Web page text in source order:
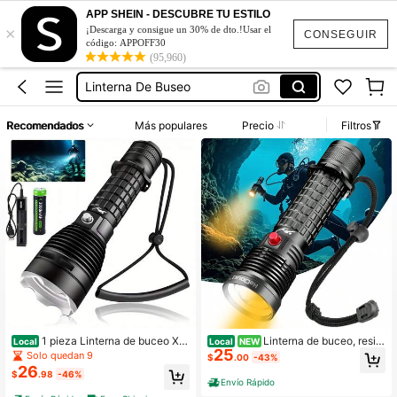
CONSEGUIR
×
APP SHEIN - DESCUBRE TU ESTILO
¡Descarga y consigue un 30% de dto.!Usar el
código: APPOFF30
(95,960)
Linterna Acuaticas
Linterna De Buceo
Linterna De Buseo
Linterna Acuatica
Linterna Acuaticas
Linterna De Buceo
Recomendados Más populares Precio Filtros
Local 1 pieza Linterna de buceo XH
P70.2 de alta luminosidad - Luz de
buceo impermeable IPX8 de 3 mod
os con batería 18650 y cargador US
Solo quedan 9
$26.98 -46%
Local NEW Linterna de buceo, resist
ente al agua IPX8, hasta 1000 lúme
nes, luz blanca y amarilla cálida (m
odos de luz duales), interruptor mag
nético, recargable mediante carga
$25.00 -43%
Envío Rápido